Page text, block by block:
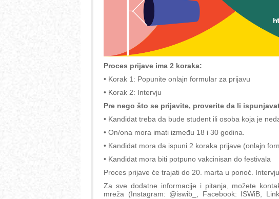
Proces prijave ima 2 koraka:
• Korak 1: Popunite onlajn formular za prijavu
• Korak 2: Intervju
Pre nego što se prijavite, proverite da li
• Kandidat treba da bude student ili osoba koja je
• On/ona mora imati između 18 i 30 godina.
• Kandidat mora da ispuni 2 koraka prijave (onlajn
• Kandidat mora biti potpuno vakcinisan do festivala
Proces prijave će trajati do 20. marta u ponoć.
Za sve dodatne informacije i pitanja, možete
mreža (Instagram: @iswib_, Facebook: ISWiB,